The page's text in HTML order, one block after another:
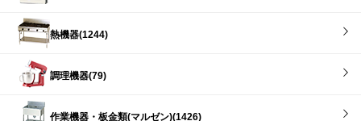
熱機器(1244)
調理機器(79)
作業機器・板金類(マルゼン)(1426)